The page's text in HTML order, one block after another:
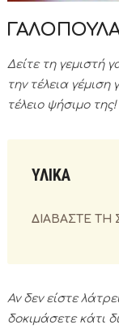
Δείτε τη γεμιστή
την τέλεια
τέλειο ψήσιμο της!
ΥΛΙΚΑ
ΔΙΑΒΑΣΤΕ ΤΗ
Αν δεν είστε
δοκιμάσετε κάτι